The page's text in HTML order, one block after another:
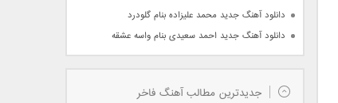
دانلود آهنگ جدید محمد علیزاده بنام گلودرد
دانلود آهنگ جدید احمد سعیدی بنام واسه عشقه
جدیدترین مطالب آهنگ فاخر